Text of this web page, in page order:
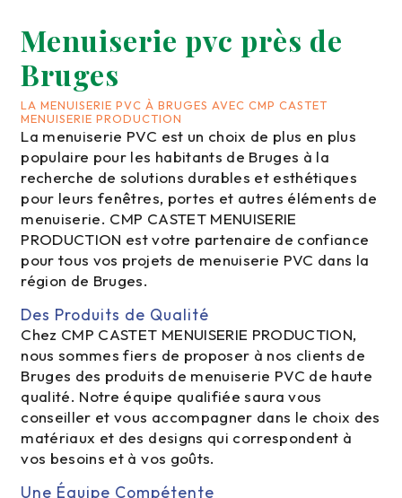
Menuiserie pvc près de
Bruges
LA MENUISERIE PVC À BRUGES AVEC CMP CASTET
MENUISERIE PRODUCTION
La menuiserie PVC est un choix de plus en plus
populaire pour les habitants de Bruges à la
recherche de solutions durables et esthétiques
pour leurs fenêtres, portes et autres éléments de
menuiserie. CMP CASTET MENUISERIE
PRODUCTION est votre partenaire de confiance
pour tous vos projets de menuiserie PVC dans la
région de Bruges.
Des Produits de Qualité
Chez CMP CASTET MENUISERIE PRODUCTION,
nous sommes fiers de proposer à nos clients de
Bruges des produits de menuiserie PVC de haute
qualité. Notre équipe qualifiée saura vous
conseiller et vous accompagner dans le choix des
matériaux et des designs qui correspondent à
vos besoins et à vos goûts.
Une Équipe Compétente